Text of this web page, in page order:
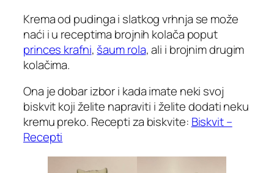
Krema od pudinga i slatkog vrhnja se može
naći i u receptima brojnih kolača poput
princes krafni, šaum rola, ali i brojnim drugim
kolačima.
Ona je dobar izbor i kada imate neki svoj
biskvit koji želite napraviti i želite dodati neku
kremu preko. Recepti za biskvite: Biskvit –
Recepti